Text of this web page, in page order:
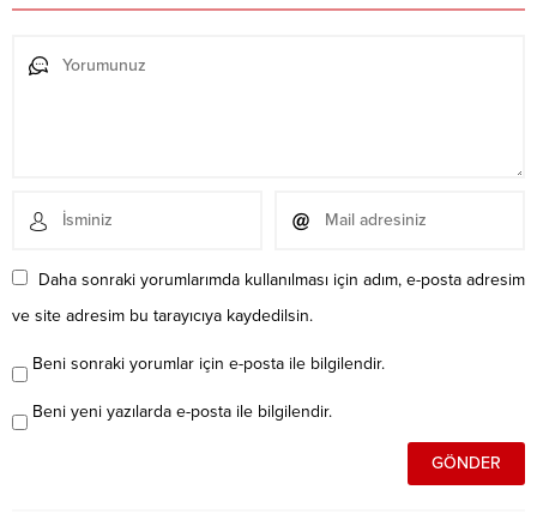
Daha sonraki yorumlarımda kullanılması için adım, e-posta adresim
ve site adresim bu tarayıcıya kaydedilsin.
Beni sonraki yorumlar için e-posta ile bilgilendir.
Beni yeni yazılarda e-posta ile bilgilendir.